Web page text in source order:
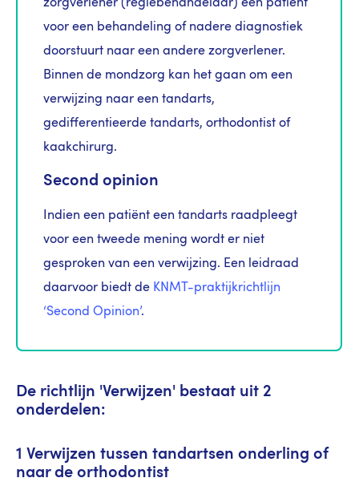
zorgverlener (regiebehandelaar) een patiënt
voor een behandeling of nadere diagnostiek
doorstuurt naar een andere zorgverlener.
Binnen de mondzorg kan het gaan om een
verwijzing naar een tandarts,
gedifferentieerde tandarts, orthodontist of
kaakchirurg.
Second opinion
Indien een patiënt een tandarts raadpleegt
voor een tweede mening wordt er niet
gesproken van een verwijzing. Een leidraad
daarvoor biedt de KNMT-praktijkrichtlijn
‘Second Opinion’.
De richtlijn 'Verwijzen' bestaat uit 2
onderdelen:
1 Verwijzen tussen tandartsen onderling of
naar de orthodontist